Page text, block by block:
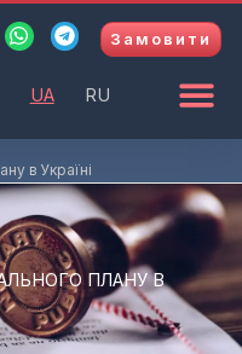
W
h
a
p
T
e
r
m
Замовити
UA RU
в Україні
ПЛАНУ В